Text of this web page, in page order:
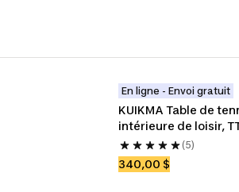
En ligne - Envoi gratuit
KUIKMA Table de
intérieure de loisir,
(5)
340,00 $